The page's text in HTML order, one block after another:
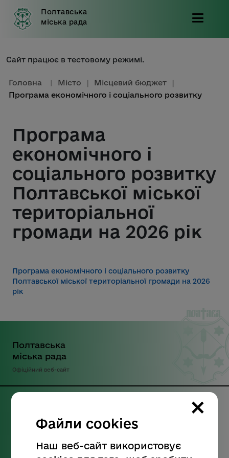
Полтавська
міська рада
Сайт працює в тестовому режимі.
Головна | Місто | Місцевий бюджет |
Програма економічного і соціального розвитку
Програма
економічного і
соціального розвитку
Полтавської міської
територіальної
громади на 2026 рік
Програма економічного і соціального розвитку
Полтавської міської територіальної громади на 2026
рік
Полтавська
міська рада
Офіційний веб-сайт
Інформаційна довідка:
+38 (0532) 52-25-26
×
Файли cookies
Наш веб-сайт використовує